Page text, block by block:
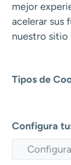
mejor
acelerar sus
nuestro sitio
Tipos de
Configura